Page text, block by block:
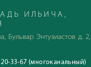
ИЛЬИЧА,
Бульвар Энтузиастов д.
33-67 (многоканальный)